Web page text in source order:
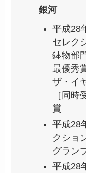
銀河
平成28
セレク
鉢物部
最優秀
ザ・イ
［同時
賞
平成28
クショ
グラン
平成28